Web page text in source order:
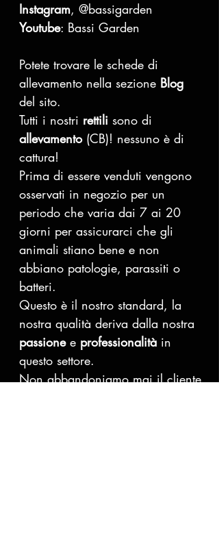
Instagram, @bassigarden
Youtube: Bassi Garden
Potete trovare le schede di
allevamento nella sezione Blog
del sito.
Tutti i nostri rettili sono di
allevamento(CB)! nessuno è di
cattura!
Prima di essere venduti vengono
osservati in negozio per un
periodo che varia dai 7 ai 20
giorni per assicurarci che gli
animali stiano bene e non
abbiano patologie, parassiti o
batteri.
Questo è il nostro standard, la
nostra qualità deriva dalla nostra
passionee professionalità in
questo settore.
Non abbandoniamo mai il cliente